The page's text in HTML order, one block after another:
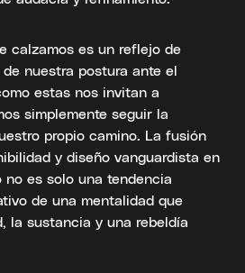
calzamos es un reflejo de
nuestra postura ante el
estas nos invitan a
simplemente seguir la
propio camino. La fusión
y diseño vanguardista en
es solo una tendencia
de una mentalidad que
la sustancia y una rebeldía